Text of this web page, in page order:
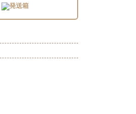
発送箱